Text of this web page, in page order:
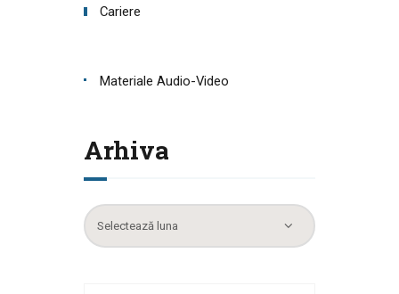
Cariere
Materiale Audio-Video
Arhiva
Arhiva